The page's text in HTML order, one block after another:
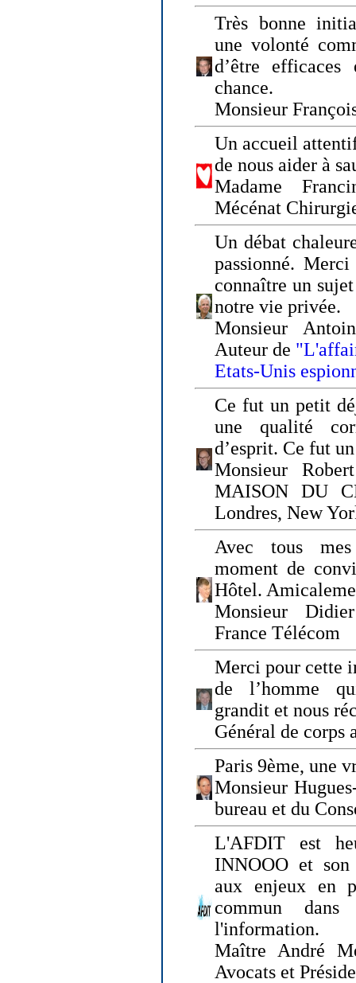
Très bonne
une volonté
d’être
chance.
Monsieur
Un accueil
de nous aider à
Madame
Mécénat
Un débat
passionné.
connaître un
notre vie privée.
Monsieur
Auteur de
Etats-Unis
Ce fut un petit
une qualité
d’esprit. Ce fut
Monsieur
MAISON DU
Londres, New
Avec tous
moment de
Hôtel.
Monsieur
France Télécom
Merci pour cette
de l’homme
grandit et nous
Général de corps
Paris 9ème, une
Monsieur
bureau et du
L'AFDIT est
INNOOO et
aux enjeux en
commun
l'information.
Maître André
Avocats et